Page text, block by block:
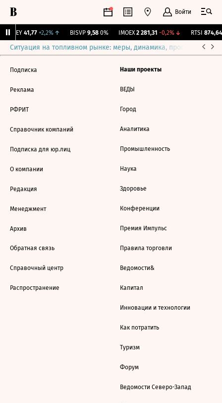
Войти
OKEY 41,77 +2,2%↑ BISVP 9,58 0% IMOEX 2 281,31 -0,2%↓ RTSI 874,64
Ситуация на топливном рынке: меры, динамика, прогнозы
Подписка
Реклама
РФРИТ
Справочник компаний
Подписка для юр.лиц
О компании
Редакция
Менеджмент
Архив
Обратная связь
Справочный центр
Распространение
Наши проекты
ВЕДЫ
Город
Аналитика
Промышленность
Наука
Здоровье
Конференции
Премия Импульс
Правила торговли
Ведомости&
Капитал
Инновации и технологии
Как потратить
Туризм
Форум
Ведомости Северо-Запад